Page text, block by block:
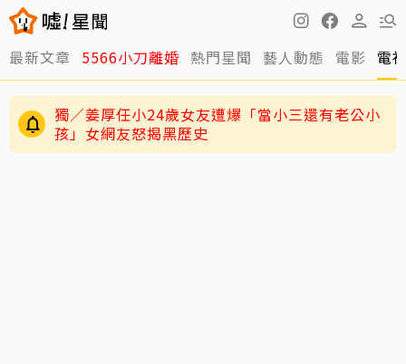
最新文章 5566小刀離婚 熱門星聞 藝人動態 電影 電
獨／姜厚任小24歲女友遭爆「當小三還有老公小
孩」女網友怒揭黑歷史